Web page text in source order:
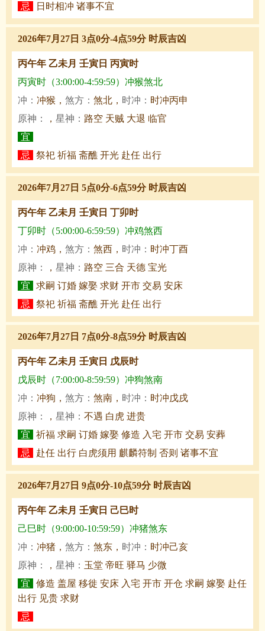
忌
日时相冲 诸事不宜
2026年7月27日 3点0分-4点59分 时辰吉凶
丙午年 乙未月 壬寅日 丙寅时
丙寅时（3:00:00-4:59:59）冲猴煞北
冲： 冲猴， 煞方： 煞北， 时冲： 时冲丙申
原神：
， 星神： 路空 天贼 大退 临官
宜
忌
祭祀 祈福 斋醮 开光 赴任 出行
2026年7月27日 5点0分-6点59分 时辰吉凶
丙午年 乙未月 壬寅日 丁卯时
丁卯时（5:00:00-6:59:59）冲鸡煞西
冲： 冲鸡， 煞方： 煞西， 时冲： 时冲丁酉
原神：
， 星神： 路空 三合 天德 宝光
宜
求嗣 订婚 嫁娶 求财 开市 交易 安床
忌
祭祀 祈福 斋醮 开光 赴任 出行
2026年7月27日 7点0分-8点59分 时辰吉凶
丙午年 乙未月 壬寅日 戊辰时
戊辰时（7:00:00-8:59:59）冲狗煞南
冲： 冲狗， 煞方： 煞南， 时冲： 时冲戊戌
原神：
， 星神： 不遇 白虎 进贵
宜
祈福 求嗣 订婚 嫁娶 修造 入宅 开市 交易 安葬
忌
赴任 出行 白虎须用 麒麟符制 否则 诸事不宜
2026年7月27日 9点0分-10点59分 时辰吉凶
丙午年 乙未月 壬寅日 己巳时
己巳时（9:00:00-10:59:59）冲猪煞东
冲： 冲猪， 煞方： 煞东， 时冲： 时冲己亥
原神：
， 星神： 玉堂 帝旺 驿马 少微
宜
修造 盖屋 移徙 安床 入宅 开市 开仓 求嗣 嫁娶 赴任
出行 见贵 求财
忌